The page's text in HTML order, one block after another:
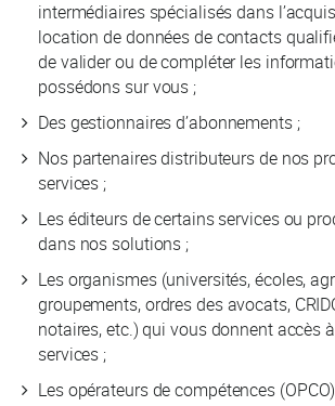
intermédiaires spécialisés dans
location de données de contacts
de valider ou de compléter les
possédons sur vous ;
Des gestionnaires d’abonnements ;
Nos partenaires distributeurs de nos
services ;
Les éditeurs de certains services ou
dans nos solutions ;
Les organismes (universités, écoles,
groupements, ordres des avocats,
notaires, etc.) qui vous donnent accès
services ;
Les opérateurs de compétences